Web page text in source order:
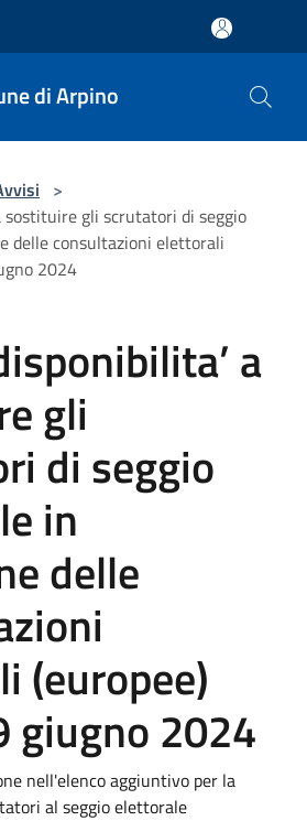
di Arpino
>
sostituire gli scrutatori di seggio
delle consultazioni elettorali
2024
a
gli
di seggio
in
delle
(europee)
giugno 2024
nell'elenco aggiuntivo per la
al seggio elettorale